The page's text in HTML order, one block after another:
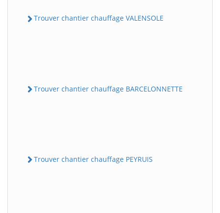
Trouver chantier chauffage VALENSOLE
Trouver chantier chauffage BARCELONNETTE
Trouver chantier chauffage PEYRUIS